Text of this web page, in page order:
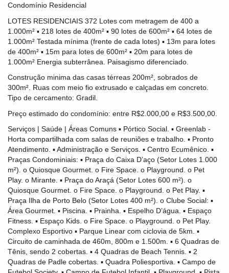
Condomínio Residencial
LOTES RESIDENCIAIS 372 Lotes com metragem de 400 a
1.000m² ▪ 218 lotes de 400m² ▪ 90 lotes de 600m² ▪ 64 lotes de
1.000m² Testada mínima (frente de cada lotes) ▪ 13m para lotes
de 400m² ▪ 15m para lotes de 600m² ▪ 20m para lotes de
1.000m² Energia subterrânea. Paisagismo diferenciado.
Construção minima das casas térreas 200m², sobrados de
300m². Ruas com meio fio extrusado e calçadas em concreto.
Tipo de cercamento: Gradil.
Preço estimado do condomínio: entre R$2.000,00 e R$3.500,00.
Serviços | Saúde | Áreas Comuns ▪ Pórtico Social. ▪ Greenlab -
Horta compartilhada com salas de reuniões e trabalho. ▪ Pronto
Atendimento. ▪ Administração e Serviços. ▪ Centro Ecumênico. ▪
Praças Condominiais: ▪ Praça do Caixa D’aço (Setor Lotes 1.000
m²). o Quiosque Gourmet. o Fire Space. o Playground. o Pet
Play. o Mirante. ▪ Praça do Araçá (Setor Lotes 600 m²). o
Quiosque Gourmet. o Fire Space. o Playground. o Pet Play. ▪
Praça Ilha de Porto Belo (Setor Lotes 400 m²). o Clube Social: ▪
Área Gourmet. ▪ Piscina. ▪ Prainha. ▪ Espelho D’água. ▪ Espaço
Fitness. ▪ Espaço Kids. o Fire Space. o Playground. o Pet Play.
Complexo Esportivo ▪ Parque Linear com ciclovia de 5km. ▪
Circuito de caminhada de 460m, 800m e 1.500m. ▪ 6 Quadras de
Tênis, sendo 2 cobertas. ▪ 4 Quadras de Beach Tennis. ▪ 2
Quadras de Padle cobertas. ▪ Quadra Poliesportiva. ▪ Campo de